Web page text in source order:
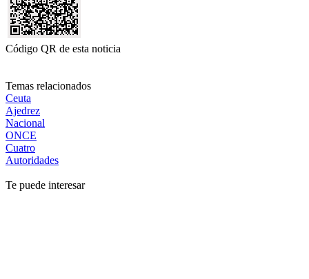
Código QR de esta noticia
Temas relacionados
Ceuta
Ajedrez
Nacional
ONCE
Cuatro
Autoridades
Te puede interesar